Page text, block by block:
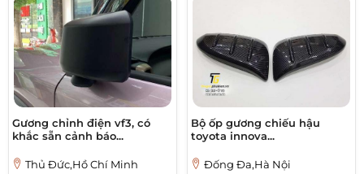
Gương chỉnh điện vf3, có
khắc sẵn cảnh báo...
Thủ Đức,Hồ Chí Minh
Bộ ốp gương chiếu hậu
toyota innova...
Đống Đa,Hà Nội